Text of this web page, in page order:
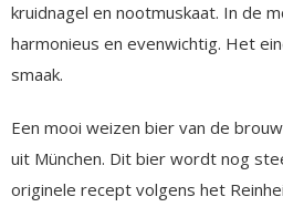
kruidnagel en nootmuskaat. In de
harmonieus en evenwichtig. Het
smaak.
Een mooi weizen bier van de
uit München. Dit bier wordt nog
originele recept volgens het